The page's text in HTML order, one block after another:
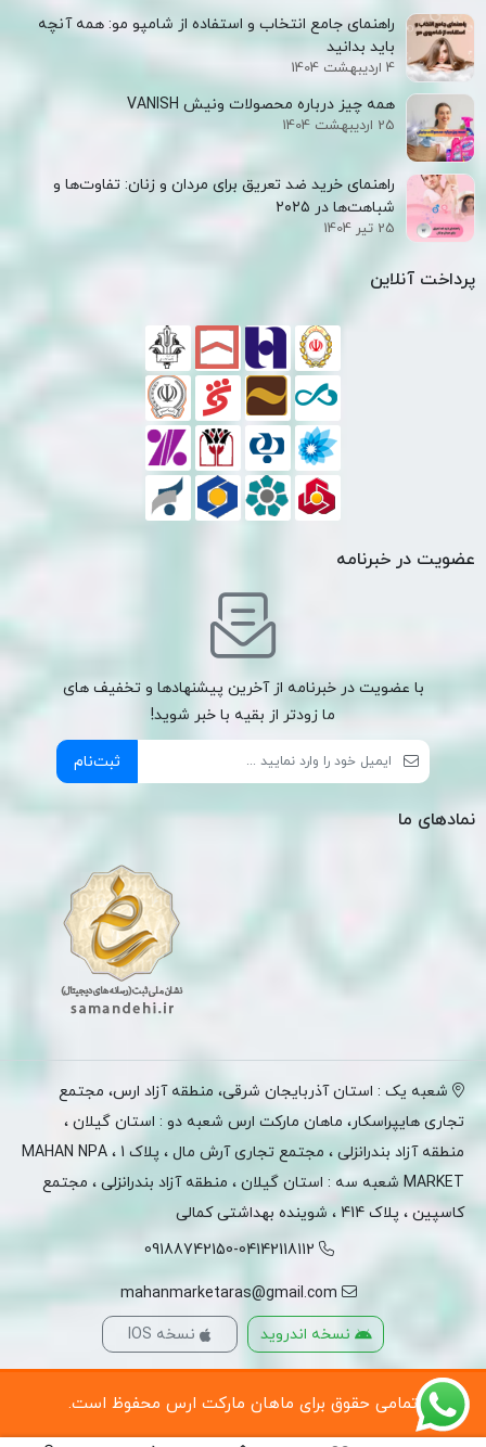
راهنمای جامع انتخاب و استفاده از شامپو مو: همه آنچه
باید بدانید
4 اردیبهشت 1404
همه‌ چیز درباره محصولات ونیش VANISH
25 اردیبهشت 1404
راهنمای خرید ضد تعریق برای مردان و زنان: تفاوت‌ها و
شباهت‌ها در ۲۰۲۵
25 تیر 1404
پرداخت آنلاین
عضویت در خبرنامه
با عضویت در خبرنامه از آخرین پیشنهادها و تخفیف های
ما زودتر از بقیه با خبر شوید!
ثبت‌نام
نمادهای ما
شعبه یک : استان آذربایجان شرقی، منطقه آزاد ارس، مجتمع
تجاری هایپراسکار، ماهان مارکت ارس شعبه دو : استان گیلان ،
منطقه آزاد بندرانزلی ، مجتمع تجاری آرش مال ، پلاک 1 ، MAHAN NPA
MARKET شعبه سه : استان گیلان ، منطقه آزاد بندرانزلی ، مجتمع
کاسپین ، پلاک 414 ، شوینده بهداشتی کمالی
09188742150-04142118112
mahanmarketaras@gmail.com
نسخه اندروید
نسخه IOS
تمامی حقوق برای ماهان مارکت ارس محفوظ است.